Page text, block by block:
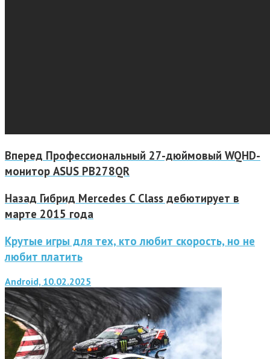
Вперед Профессиональный 27-дюймовый WQHD-
монитор ASUS PB278QR
Назад Гибрид Mercedes C Class дебютирует в
марте 2015 года
Крутые игры для тех, кто любит скорость, но не
любит платить
Android, 10.02.2025